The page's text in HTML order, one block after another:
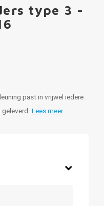
type 3 -
past in vrijwel iedere
Lees meer